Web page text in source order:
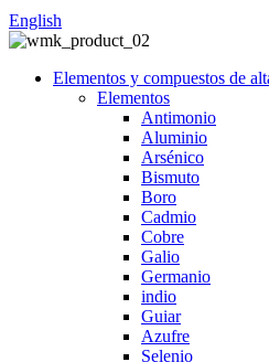
English
Elementos y compuestos de
Elementos
Antimonio
Aluminio
Arsénico
Bismuto
Boro
Cadmio
Cobre
Galio
Germanio
indio
Guiar
Azufre
Selenio